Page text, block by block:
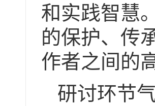
和实践智慧。
的保护、传
作者之间的
研讨环节